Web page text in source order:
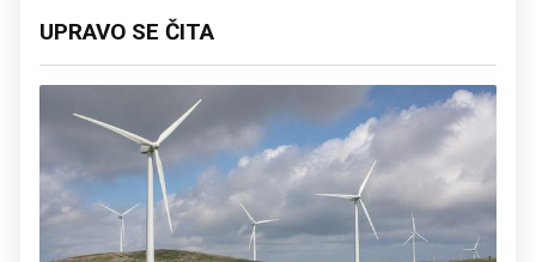
UPRAVO SE ČITA